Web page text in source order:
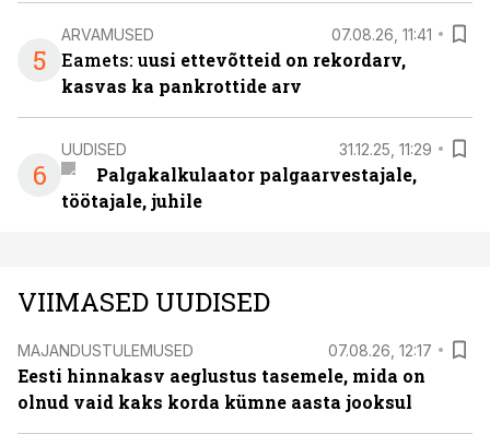
5
ARVAMUSED 07.08.26, 11:41
Eamets: uusi ettevõtteid on rekordarv,
kasvas ka pankrottide arv
6
UUDISED 31.12.25, 11:29
Palgakalkulaator palgaarvestajale,
töötajale, juhile
VIIMASED UUDISED
MAJANDUSTULEMUSED 07.08.26, 12:17
Eesti hinnakasv aeglustus tasemele, mida on
olnud vaid kaks korda kümne aasta jooksul